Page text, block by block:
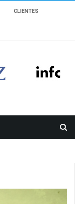
CLIENTES